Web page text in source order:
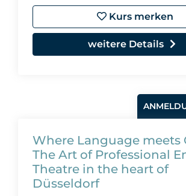
Kurs merken
weitere Details
Where Language meets
The Art of Professional
Theatre in the heart of
Düsseldorf